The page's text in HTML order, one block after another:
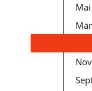
Mai